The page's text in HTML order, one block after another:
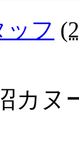
ッフ (
カ